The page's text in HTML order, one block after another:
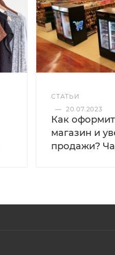
СТАТЬИ
— 20.07.2023
Как
магазин и
продажи?